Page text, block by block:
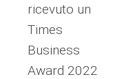
ricevuto un
Times
Business
Award 2022